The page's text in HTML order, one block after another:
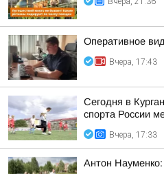
Оперативное
Вчера, 17:43
Сегодня в
спорта России
Вчера, 17:33
Антон Науменко: